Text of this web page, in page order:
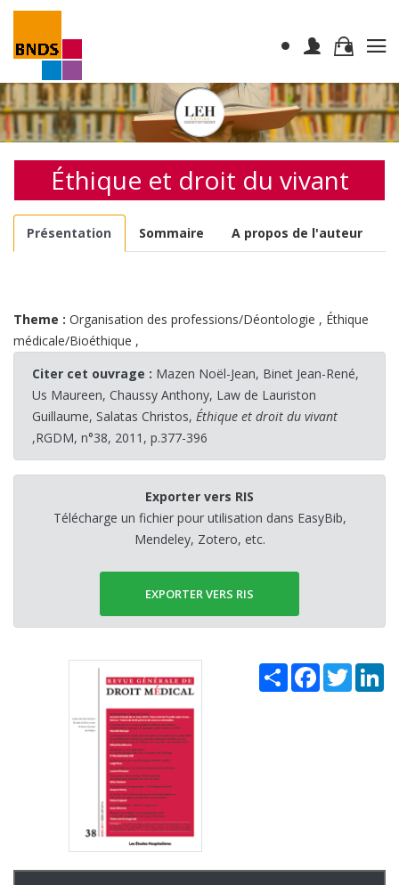
Éthique et droit du vivant
Présentation Sommaire A propos de l'auteur
Theme : Organisation des professions/Déontologie , Éthique
médicale/Bioéthique ,
Citer cet ouvrage : Mazen Noël-Jean, Binet Jean-René,
Us Maureen, Chaussy Anthony, Law de Lauriston
Guillaume, Salatas Christos, Éthique et droit du vivant
,RGDM, n°38, 2011, p.377-396
Exporter vers RIS
Télécharge un fichier pour utilisation dans EasyBib,
Mendeley, Zotero, etc.
EXPORTER VERS RIS
Share Facebook
Twitter